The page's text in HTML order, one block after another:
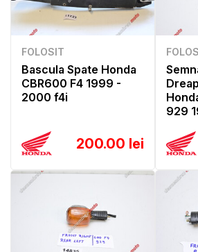
FOLOSIT
Bascula Spate Honda
CBR600 F4 1999 -
2000 f4i
200.00 lei
929